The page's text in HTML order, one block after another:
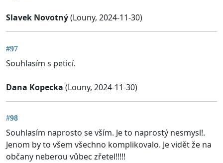
Slavek Novotný(Louny, 2024-11-30)
#97
Souhlasím s peticí.
Dana Kopecka (Louny, 2024-11-30)
#98
Souhlasím naprosto se vším. Je to naprostý nesmysl!.
Jenom by to všem všechno komplikovalo. Je vidět že na
občany neberou vůbec zřetel!!!!!